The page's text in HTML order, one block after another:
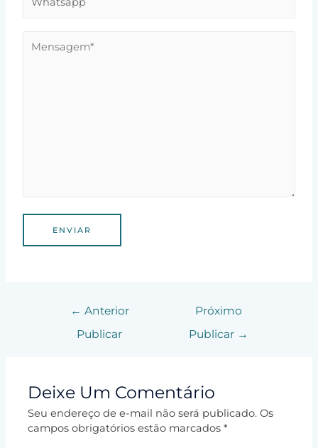
← Anterior
Publicar
Próximo
Publicar →
Deixe Um Comentário
Seu endereço de e-mail não será publicado. Os
campos obrigatórios estão marcados*